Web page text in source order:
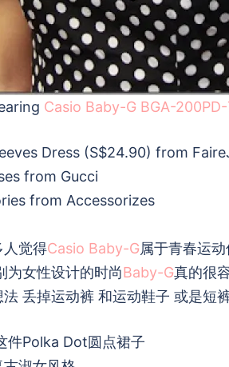
Casio Baby-G BGA-200PD-
Dress (S$24.90) from
from Gucci
from Accessorizes
人觉得Casio Baby-G属于青春运
为女性设计的时尚Baby-G真的很
丢掉运动裤 和运动鞋子 或是短
件Polka Dot圆点裙子